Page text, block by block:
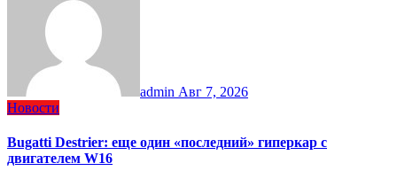
admin Авг 7, 2026
Новости
Bugatti Destrier: еще один «последний» гиперкар с
двигателем W16